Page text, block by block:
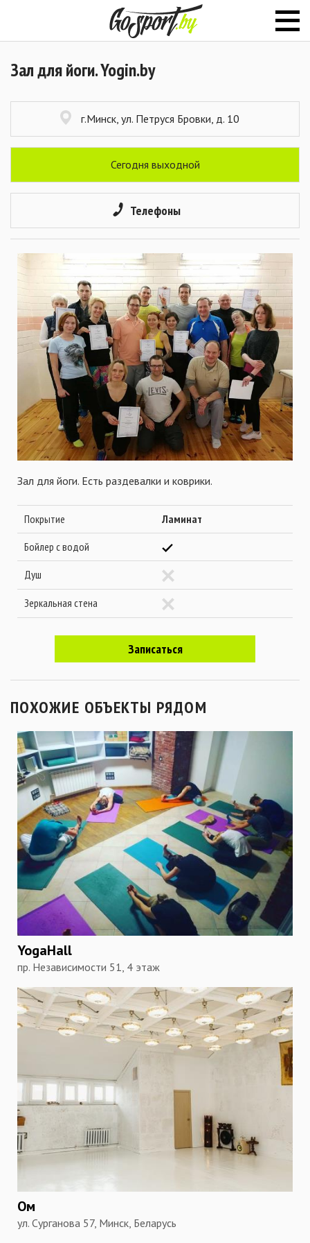
Зал для йоги. Yogin.by
г.Минск, ул. Петруся Бровки, д. 10
Сегодня выходной
Телефоны
Зал для йоги. Есть раздевалки и коврики.
Покрытие
Ламинат
Бойлер с водой
Душ
Зеркальная стена
Записаться
ПОХОЖИЕ ОБЪЕКТЫ РЯДОМ
YogaHall
пр. Независимости 51, 4 этаж
Ом
ул. Сурганова 57, Минск, Беларусь